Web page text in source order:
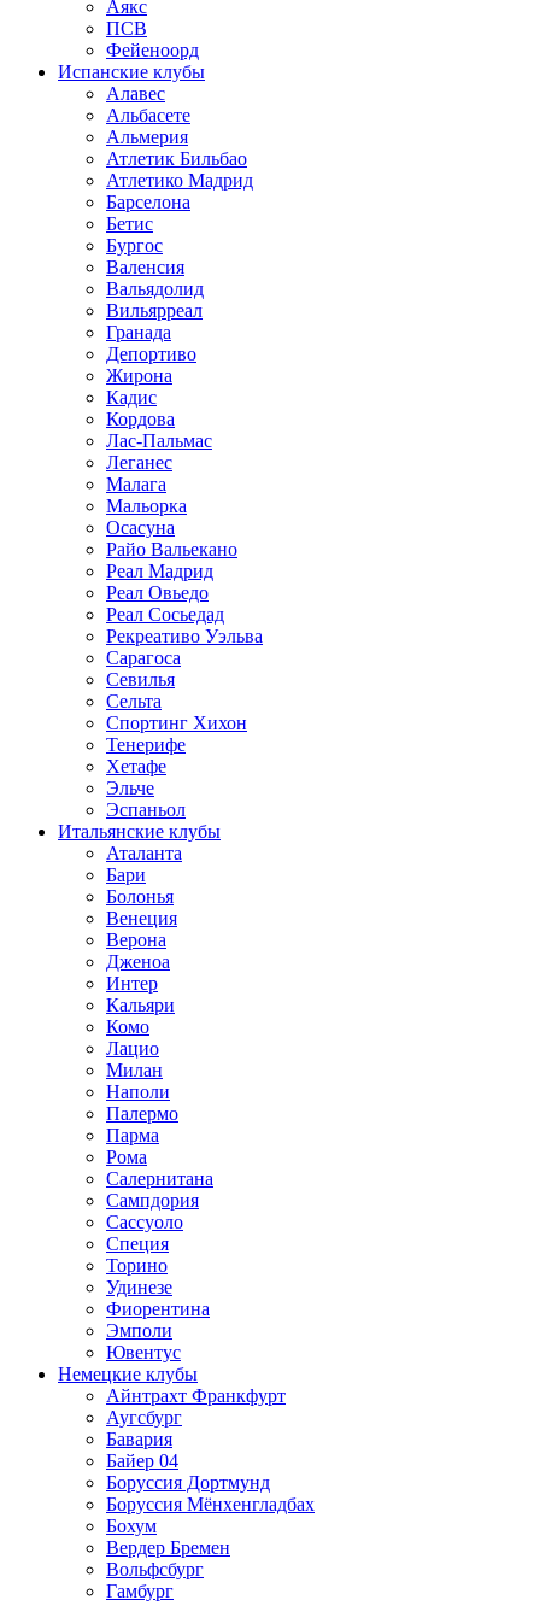
Аякс
ПСВ
Фейеноорд
Испанские клубы
Алавес
Альбасете
Альмерия
Атлетик Бильбао
Атлетико Мадрид
Барселона
Бетис
Бургос
Валенсия
Вальядолид
Вильярреал
Гранада
Депортиво
Жирона
Кадис
Кордова
Лас-Пальмас
Леганес
Малага
Мальорка
Осасуна
Райо Вальекано
Реал Мадрид
Реал Овьедо
Реал Сосьедад
Рекреативо Уэльва
Сарагоса
Севилья
Сельта
Спортинг Хихон
Тенерифе
Хетафе
Эльче
Эспаньол
Итальянские клубы
Аталанта
Бари
Болонья
Венеция
Верона
Дженоа
Интер
Кальяри
Комо
Лацио
Милан
Наполи
Палермо
Парма
Рома
Салернитана
Сампдория
Сассуоло
Специя
Торино
Удинезе
Фиорентина
Эмполи
Ювентус
Немецкие клубы
Айнтрахт Франкфурт
Аугсбург
Бавария
Байер 04
Боруссия Дортмунд
Боруссия Мёнхенгладбах
Бохум
Вердер Бремен
Вольфсбург
Гамбург